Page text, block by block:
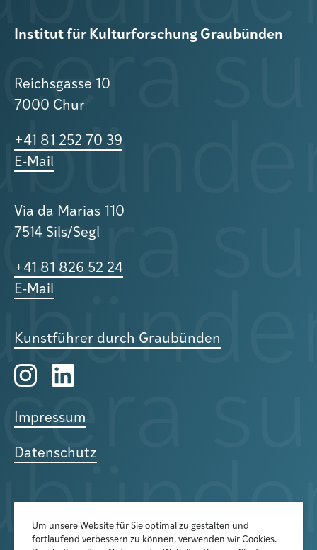
Institut für Kulturforschung Graubünden
Reichsgasse 10
7000 Chur
+41 81 252 70 39
E-Mail
Via da Marias 110
7514 Sils/Segl
+41 81 826 52 24
E-Mail
Kunstführer durch Graubünden
Impressum
Datenschutz
Der Newsletter informiert über
Um unsere Website für Sie optimal zu gestalten und
fortlaufend verbessern zu können, verwenden wir Cookies.